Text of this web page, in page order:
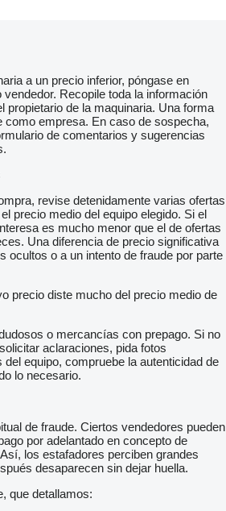
a un precio inferior, póngase en
Recopile toda la información
propietario de la maquinaria. Una forma
como empresa. En caso de sospecha,
de comentarios y sugerencias
revise detenidamente varias ofertas
precio medio del equipo elegido. Si el
es mucho menor que el de ofertas
Una diferencia de precio significativa
ocultos o a un intento de fraude por parte
precio diste mucho del precio medio de
o mercancías con prepago. Si no
aclaraciones, pida fotos
equipo, compruebe la autenticidad de
lo necesario.
de fraude. Ciertos vendedores pueden
por adelantado en concepto de
los estafadores perciben grandes
desaparecen sin dejar huella.
que detallamos: